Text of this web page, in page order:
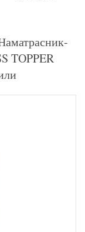
TOPPER